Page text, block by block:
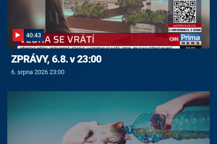
40:43
ZPRÁVY, 6.8. v 23:00
6. srpna 2026 23:00